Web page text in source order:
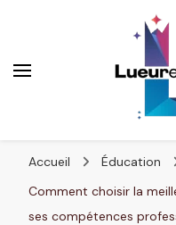
Accueil
Éducation
Comment choisir la
ses compétences